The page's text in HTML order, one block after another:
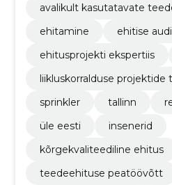
avalikult kasutatavate
ehitamine
ehitise
ehitusprojekti ekspertiis
liikluskorralduse projektide
sprinkler
tallinn
üle eesti
insenerid
kõrgekvaliteediline ehitus
teedeehituse peatöövõtt